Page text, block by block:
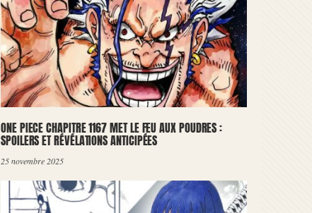
ONE PIECE CHAPITRE 1167 MET LE FEU AUX POUDRES :
SPOILERS ET RÉVÉLATIONS ANTICIPÉES
25 novembre 2025